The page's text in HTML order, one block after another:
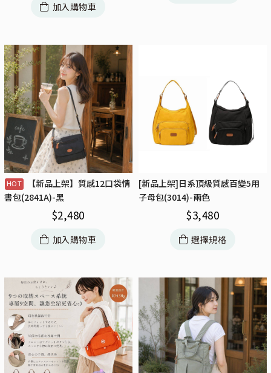
加入購物車
【新品上架】質感12口袋情
書包(2841A)-黑
$2,480
加入購物車
[新品上架]日系頂級質感百變5用
子母包(3014)-兩色
$3,480
選擇規格